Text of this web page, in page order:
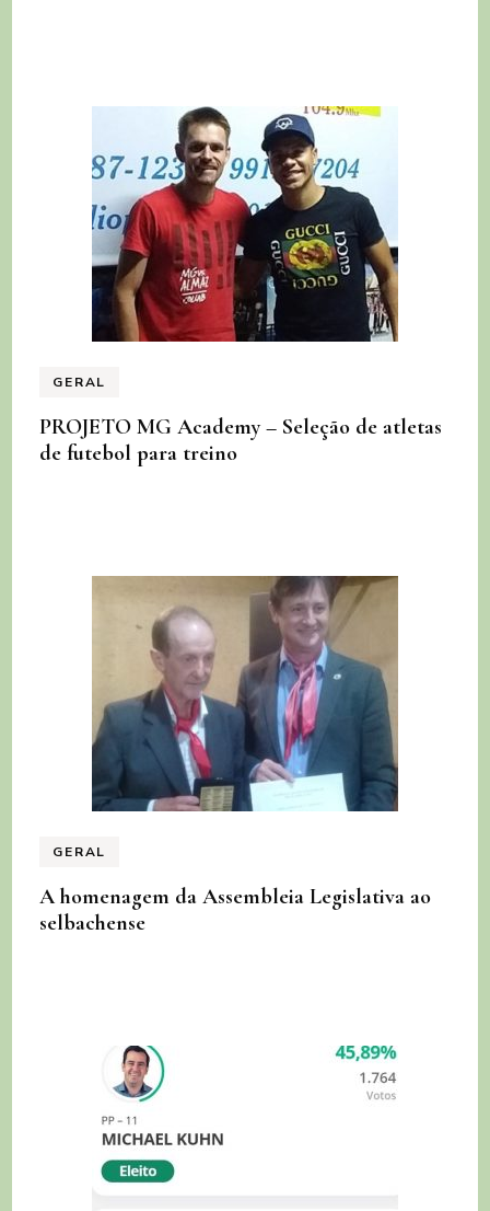
GERAL
PROJETO MG Academy – Seleção de atletas
de futebol para treino
GERAL
A homenagem da Assembleia Legislativa ao
selbachense